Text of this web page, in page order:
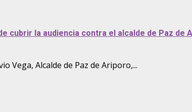
cubrir la audiencia contra el alcalde de Paz de
Vega, Alcalde de Paz de Ariporo,...